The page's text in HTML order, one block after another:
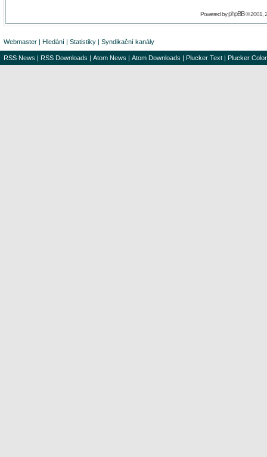
Powered byphpBB© 2001,
Webmaster | Hledání | Statistiky | Syndikační kanály
RSS News | RSS Downloads | Atom News | Atom Downloads | Plucker Text | Plucker Color